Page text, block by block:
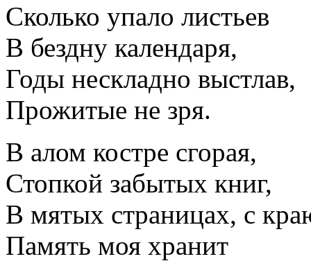
Сколько упало листьев
В бездну календаря,
Годы нескладно выстлав,
Прожитые не зря.
В алом костре сгорая,
Стопкой забытых книг,
В мятых страницах, с
Память моя хранит